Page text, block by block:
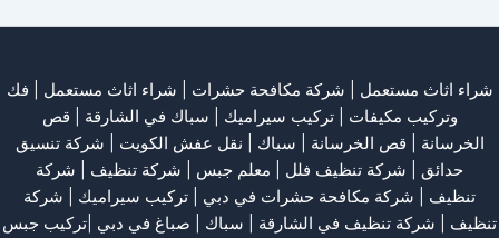
شراء اثاث مستعمل شركة مكافحة حشرات شراء اثاث مستعمل
فك
وتركيب مكيفات | تركيب سيراميك | سباك في الشارقة
قص
الخرسانة | قص الخرسانة | سباك نقل عفش الكويت
شركة تنسيق
حدائق
شركة تنظيف فلل معلم جبس شركة تنظيف
شركة
تنظيف
شركة مكافحة حشرات في دبي تركيب سيراميك
شركة
تنظيف
شركة تنظيف في الشارقة | سباك | صباغ في دبي |تركيب جبس